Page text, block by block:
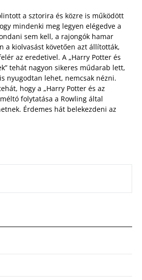
a sztorira és közre is működött
mindenki meg legyen elégedve a
sem kell, a rajongók hamar
a kiolvasást követően azt állították,
az eredetivel. A „Harry Potter és
tehát nagyon sikeres műdarab lett,
nyugodtan lehet, nemcsak nézni.
hogy a „Harry Potter és az
folytatása a Rowling által
Érdemes hát belekezdeni az